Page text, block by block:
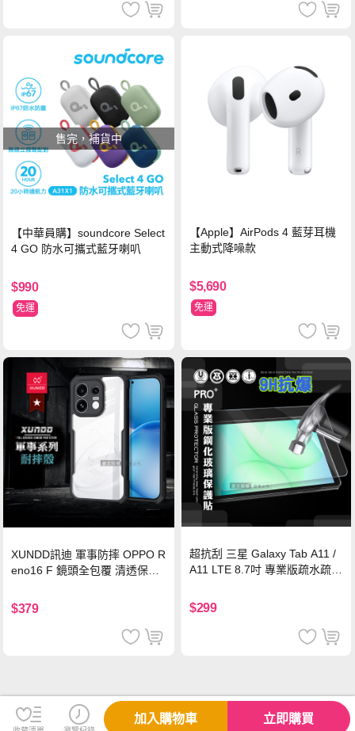
售完，補貨中
【中華員購】soundcore Select
4 GO 防水可攜式藍牙喇叭
$990
免運
【Apple】AirPods 4 藍芽耳機
主動式降噪款
$5,690
免運
XUNDD訊迪 軍事防摔 OPPO R
eno16 F 鏡頭全包覆 清透保護
$379
超抗刮 三星 Galaxy Tab A11 /
A11 LTE 8.7吋 專業版疏水疏油
$299
加入購物車 立即購買